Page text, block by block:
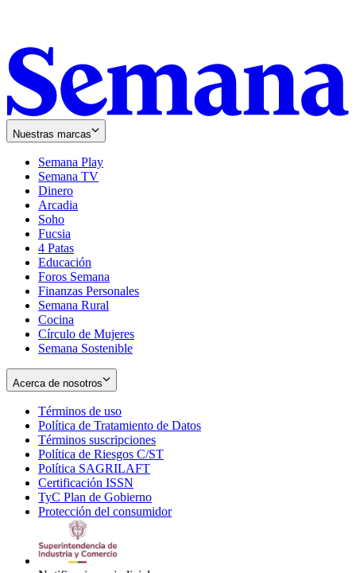
Nuestras marcas
Semana Play
Semana TV
Dinero
Arcadia
Soho
in
new
window
Fucsia
in
new
window
4 Patas
Educación
Foros Semana
Finanzas Personales
Semana Rural
Cocina
Círculo de Mujeres
Semana Sostenible
Acerca de nosotros
Términos de uso
in
new
window
Política de Tratamiento de Datos
Términos suscripciones
in
Política de Riesgos C/ST
Política SAGRILAFT
new
window
Certificación ISSN
in
new
TyC Plan de Gobierno
in
Protección del consumidorOpens